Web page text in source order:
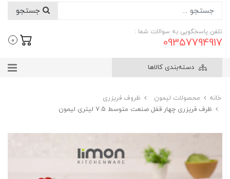
تلفن پاسخگویی به سوالات شما :
09357794917
0
دسته‌بندی کالاها
خانه محصولات لیمون
ظروف فریزری
ظرف فریزری چهار قفل صنعت متوسط 7.5 لیتری لیمون